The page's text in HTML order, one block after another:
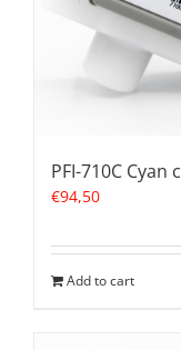
PFI-710C
€94,50
Add to cart